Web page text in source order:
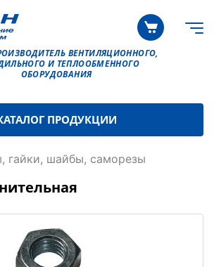
ВЕНТИЛЯЦИОННОГО,
И ТЕПЛООБМЕННОГО
ОБОРУДОВАНИЯ
ПРОДУКЦИИ
гайки, шайбы, саморезы